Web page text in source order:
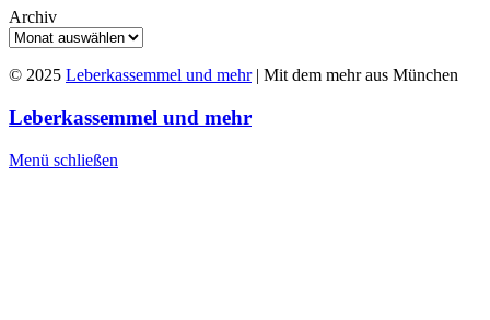
Archiv
© 2025 Leberkassemmel und mehr| Mit dem mehr aus München
Leberkassemmel und mehr
Menü schließen